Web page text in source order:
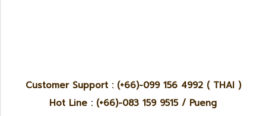
Customer Support : (+66)-099 156 4992 ( THAI )
Hot Line : (+66)-083 159 9515 / Pueng